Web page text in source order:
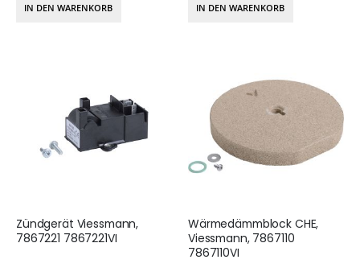
IN DEN WARENKORB IN DEN WARENKORB
Zündgerät Viessmann,
7867221 7867221VI
Wärmedämmblock CHE,
Viessmann, 7867110
7867110VI